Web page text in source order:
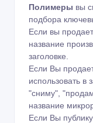
Полимеры вы
подбора
Если вы
название
заголовке.
Если Вы
использовать в
"сниму",
название
Если Вы